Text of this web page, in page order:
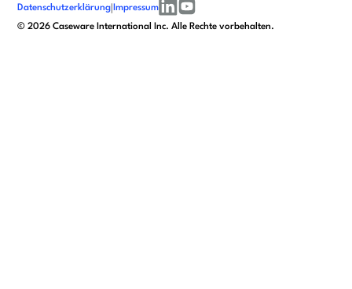
©2026 Caseware International Inc. Alle Rechte vorbehalten.
Datenschutzerklärung | Impressum
linkedinyoutube